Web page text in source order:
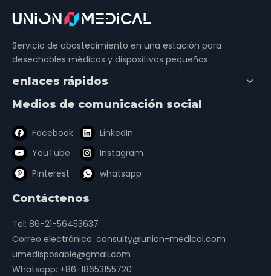
Resucitador de silicona
pediátrico
de los bebés
Bolsa Resucitador Ambu
Servicio de abastecimiento en una estación para
desechables médicos y dispositivos pequeños
enlaces rápidos
Medios de comunicación social
Facebook
LinkedIn
YouTube
Instagram
Pinterest
whatsapp
Contáctenos
Tel: 86-21-56453637
Correo electrónico: consulty@union-medical.com
umedisposable@gmail.com
Whatsapp: +86-18653155720